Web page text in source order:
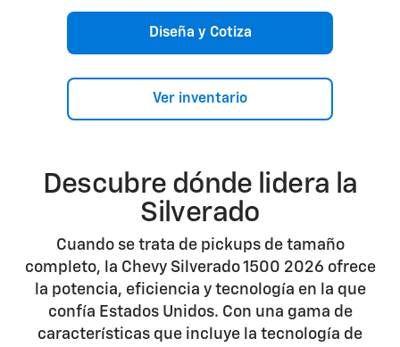
Diseña y Cotiza
Ver inventario
Descubre dónde lidera la
Silverado
Cuando se trata de pickups de tamaño
completo, la Chevy Silverado 1500 2026 ofrece
la potencia, eficiencia y tecnología en la que
confía Estados Unidos. Con una gama de
características que incluye la tecnología de